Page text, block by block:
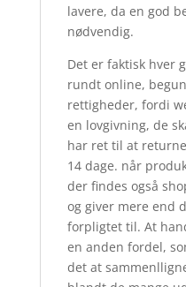
lavere, da en god
nødvendig.
Det er faktisk hver
rundt online,
rettigheder, fordi
en lovgivning, de
har ret til at
14 dage. når
der findes også
og giver mere end
forpligtet til. At
en anden fordel,
det at